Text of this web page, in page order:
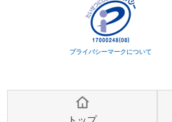
プライバシーマークについて